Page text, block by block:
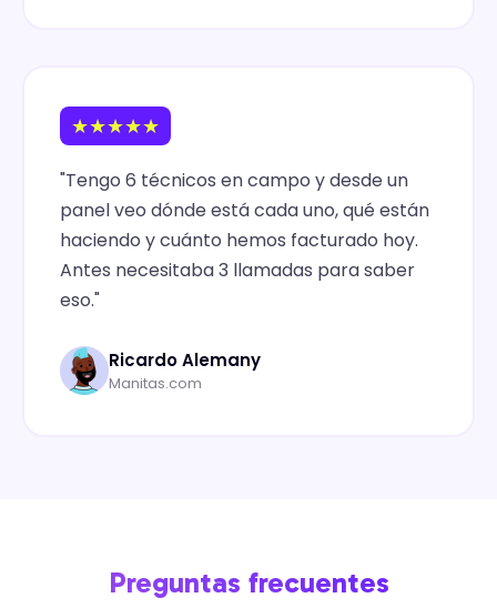
★★★★★
"Tengo 6 técnicos en campo y desde un
panel veo dónde está cada uno, qué están
haciendo y cuánto hemos facturado hoy.
Antes necesitaba 3 llamadas para saber
eso."
Ricardo Alemany
Manitas.com
Preguntas frecuentes